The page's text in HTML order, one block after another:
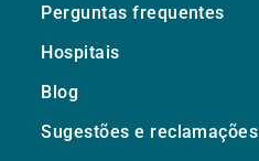
Perguntas frequentes
Hospitais
Blog
Sugestões e reclamações